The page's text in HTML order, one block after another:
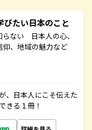
たい日本のこと
らない 日本人の心、
、地域の魅力など
、日本人にこそ伝えた
きる１冊！